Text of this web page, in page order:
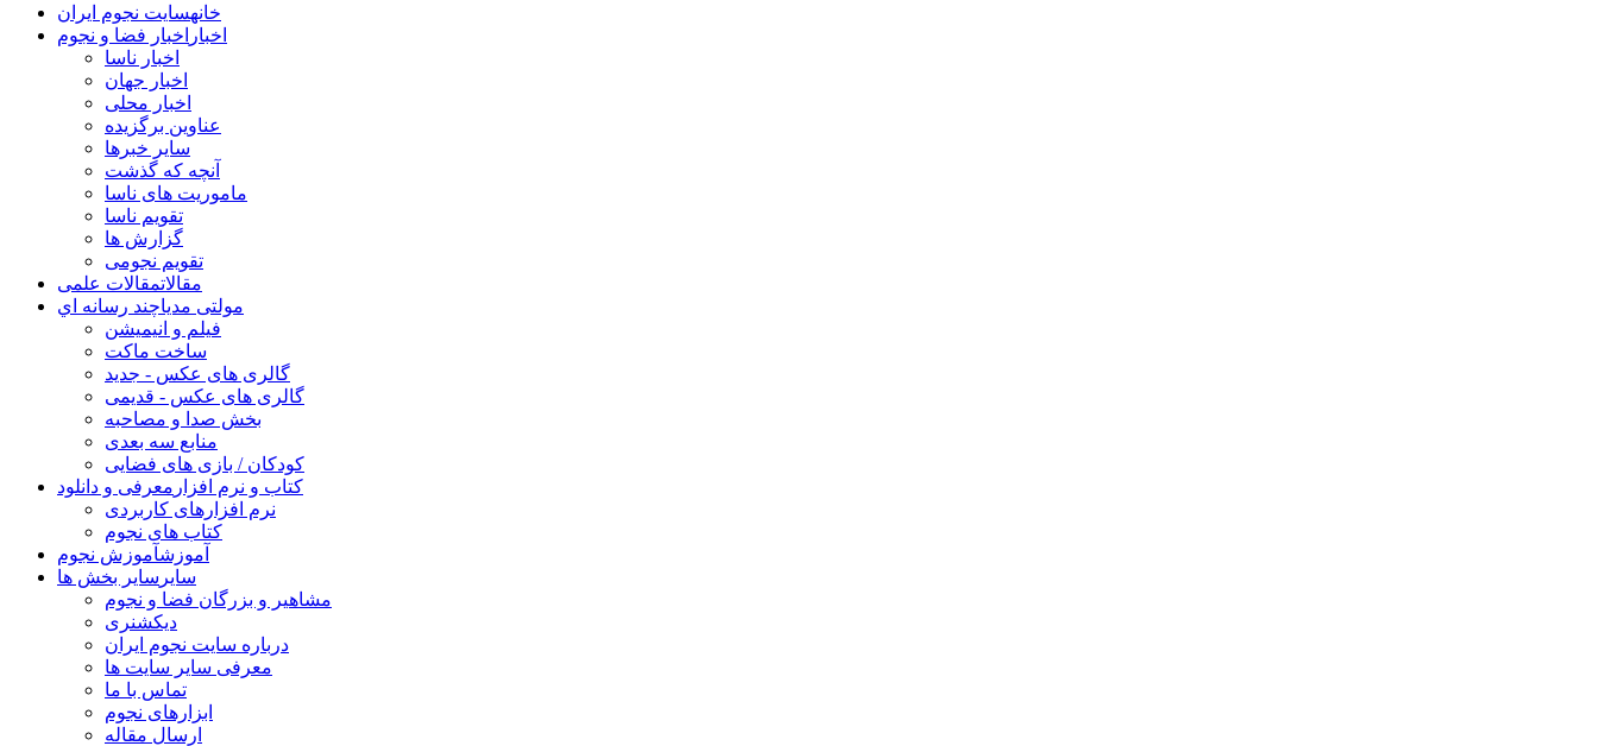
خانهسایت نجوم ایران
اخبار اخبار فضا و نجوم
اخبار ناسا
اخبار جهان
اخبار محلی
عناوین برگزیده
سایر خبرها
آنچه که گذشت
ماموریت های ناسا
تقویم ناسا
گزارش ها
تقویم نجومی
مقالاتمقالات علمی
مولتی مدیاچند رسانه اي
فیلم و انیمیشن
ساخت ماکت
گالری های عکس - جدید
گالری های عکس - قدیمی
بخش صدا و مصاحبه
منابع سه بعدی
کودکان / بازی های فضایی
کتاب و نرم افزار معرفی و دانلود
نرم افزارهای کاربردی
کتاب های نجوم
آموزشآموزش نجوم
سایر سایر بخش ها
مشاهیر و بزرگان فضا و نجوم
دیکشنری
درباره سایت نجوم ایران
معرفی سایر سایت ها
تماس با ما
ابزارهای نجوم
ارسال مقاله